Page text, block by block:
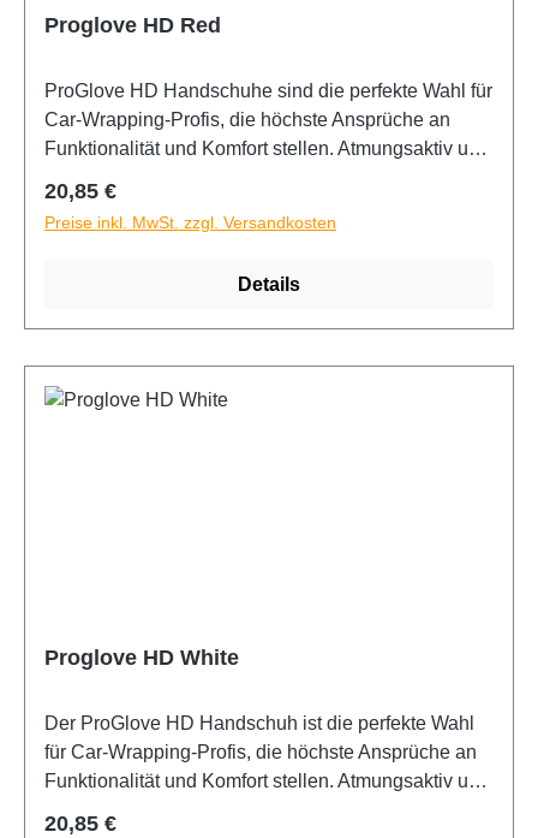
Proglove HD Red
ProGlove HD Handschuhe sind die perfekte Wahl für
Car-Wrapping-Profis, die höchste Ansprüche an
Funktionalität und Komfort stellen. Atmungsaktiv und
Maschinenwaschbar. Ideal für die Verarbeitung von
PPF-Lackschutzfolien.
Regulärer Preis:
20,85 €
Preise inkl. MwSt. zzgl. Versandkosten
Details
Proglove HD White
Der ProGlove HD Handschuh ist die perfekte Wahl
für Car-Wrapping-Profis, die höchste Ansprüche an
Funktionalität und Komfort stellen. Atmungsaktiv und
Regulärer Preis:
20,85 €